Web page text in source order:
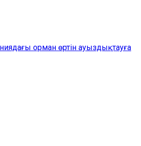
орман өртін ауыздықтауға